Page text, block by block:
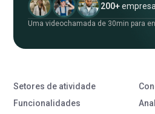
200+
Uma videochamada de 30min para
Setores de atividade
Funcionalidades